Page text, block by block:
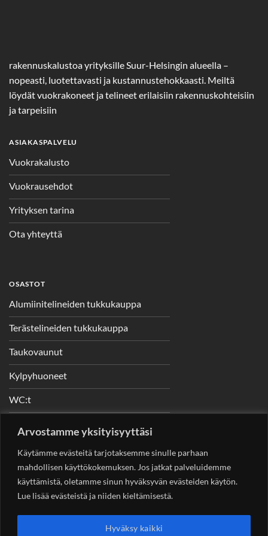
Arvostamme yksityisyyttäsi
Käytämme evästeitä tarjotaksemme sinulle parhaan
mahdollisen käyttökokemuksen. Jos jatkat palveluidemme
käyttämistä, oletamme sinun hyväksyvän evästeiden käytön.
Lue lisää evästeistä ja niiden kieltämisestä.
Hyväksy kaikki
rakennuskalustoa yrityksille Suur-Helsingin alueella –
nopeasti, luotettavasti ja kustannustehokkaasti. Meiltä
löydät vuokrakoneet ja telineet erilaisiin rakennuskohteisiin
ja tarpeisiin
ASIAKASPALVELU
Vuokrakalusto
Vuokrausehdot
Yrityksen tarina
Ota yhteyttä
OSASTOT
Alumiinitelineiden tukkukauppa
Terästelineiden tukkukauppa
Taukovaunut
Kylpyhuoneet
WC:t
YHTEYSTIEDOT
Helsingin Rakennuskonevuokraus OySotungintie 449,
00890 Helsinki 0400 99 53 63